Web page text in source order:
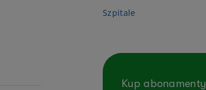
Szpitale
Kup